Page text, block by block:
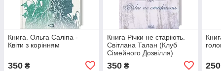
Книга. Ольга Саліпа -
Квіти з корінням
350 ₴
Книга Річки не старіють.
Світлана Талан (Клуб
Сімейного Дозвілля)
350₴ 250